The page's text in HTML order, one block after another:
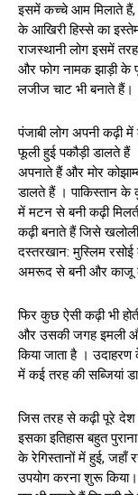
इसमें कच्चे आम मिलाते हैं,
के आखिरी हिस्से का
राजस्थानी लोग इसमें
और फोग नामक झाड़ी के
लजीज चाट भी बनाते हैं।
पंजाबी लोग अपनी कढ़ी
फूली हुई पकौड़ी डालते हैं
अपनाते हैं और मोर
डालते हैं । पाकिस्तान के
में मटन से बनी कढ़ी
कढ़ी बनाते हैं जिसे
दस्तरखान: मुस्लिम
अमरूद से बनी और काजू के
फिर कुछ ऐसी कढ़ी भी
और उसकी जगह इमली
किया जाता है ।
में कई तरह की सब्जियां
जिस तरह से कढ़ी पूरे देश
इसका इतिहास बहुत
के रेगिस्तानों में हुई, जहाँ
उपयोग करना शुरू